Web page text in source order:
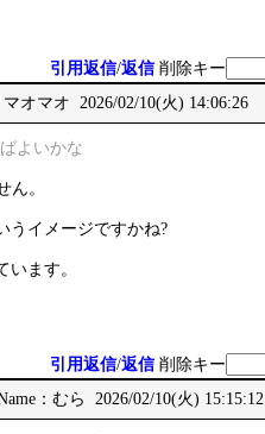
引用返信/返信 削除キー
マオマオ 2026/02/10(火) 14:06:26
よいかな
ん。
うイメージですかね?
ます。
引用返信/返信 削除キー
：むら 2026/02/10(火) 15:15:12